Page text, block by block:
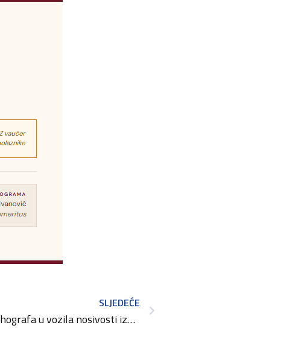
SLJEDEĆE
Obveza ugradnje tahografa u vozila nosivosti iznad 2,5 tone u međunarodnom prometu